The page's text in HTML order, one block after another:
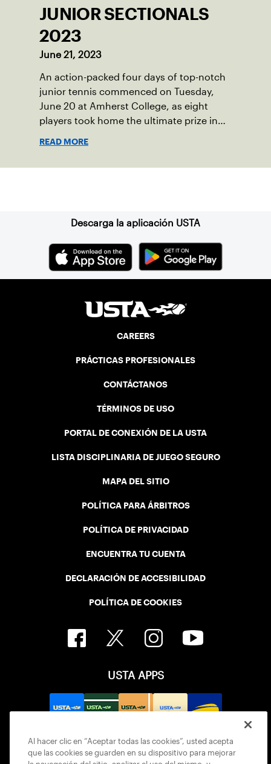
JUNIOR SECTIONALS
2023
June 21, 2023
An action-packed four days of top-notch
junior tennis commenced on Tuesday,
June 20 at Amherst College, as eight
players took home the ultimate prize in
READ MORE
Descarga la aplicación USTA
CAREERS
PRÁCTICAS PROFESIONALES
CONTÁCTANOS
TÉRMINOS DE USO
PORTAL DE CONEXIÓN DE LA USTA
LISTA DISCIPLINARIA DE JUEGO SEGURO
MAPA DEL SITIO
POLÍTICA PARA ÁRBITROS
POLÍTICA DE PRIVACIDAD
ENCUENTRA TU CUENTA
DECLARACIÓN DE ACCESIBILIDAD
POLÍTICA DE COOKIES
USTA APPS
Al hacer clic en “Aceptar todas las cookies”, usted acepta
que las cookies se guarden en su dispositivo para mejorar